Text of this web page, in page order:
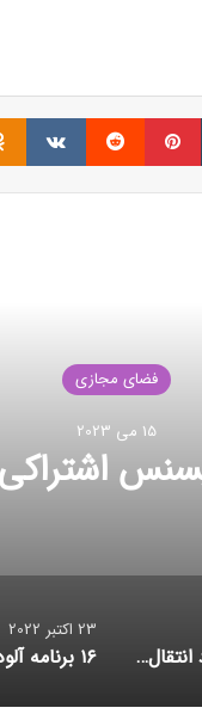
تامبلر پینتریست Reddit
VKontakte
شکست رکورد
23 اکتبر 2022